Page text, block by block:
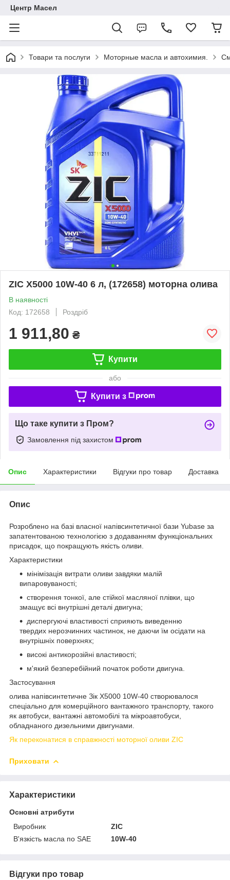
Центр Масел
Товари та послуги Моторные масла и автохимия.
ZIC X5000 10W-40 6 л, (172658) моторна олива
В наявності
Код: 172658
Роздріб
1 911,80 ₴
Купити
або
Купити з
Що таке купити з Пром?
Замовлення під захистом
Опис Характеристики Відгуки про товар Доставка
Опис
Розроблено на базі власної напівсинтетичної бази Yubase за
запатентованою технологією з додаванням функціональних
присадок, що покращують якість оливи.
Характеристики
мінімізація витрати оливи завдяки малій
випаровуваності;
створення тонкої, але стійкої масляної плівки, що
змащує всі внутрішні деталі двигуна;
диспергуючі властивості сприяють виведенню
твердих нерозчинних частинок, не даючи їм осідати на
внутрішніх поверхнях;
високі антикорозійні властивості;
м'який безперебійний початок роботи двигуна.
Застосування
олива напівсинтетичне Зік Х5000 10W-40 створювалося
спеціально для комерційного вантажного транспорту, такого
як автобуси, вантажні автомобілі та мікроавтобуси,
обладнаного дизельними двигунами.
Як переконатися в справжності моторної оливи ZIC
Приховати
Характеристики
Основні атрибути
Виробник
ZIC
В'язкість масла по SAE
10W-40
Відгуки про товар